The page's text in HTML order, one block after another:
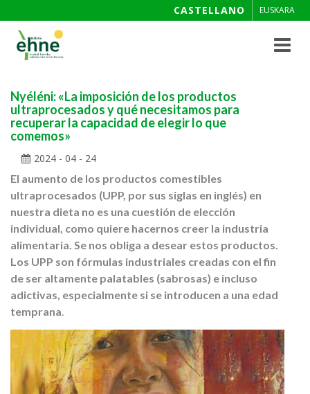
CASTELLANO EUSKARA
Toggle
Nyéléni: «La imposición de los productos
ultraprocesados y qué necesitamos para
recuperar la capacidad de elegir lo que
comemos»
2024 - 04 - 24
El aumento de los productos comestibles
ultraprocesados (UPP, por sus siglas en inglés) en
nuestra dieta no es una cuestión de elección
individual, como quiere hacernos creer la industria
alimentaria. Se nos obliga a desear estos productos.
Los UPP son fórmulas industriales creadas con el fin
de ser altamente palatables (sabrosas) e incluso
adictivas, especialmente si se introducen a una edad
temprana.